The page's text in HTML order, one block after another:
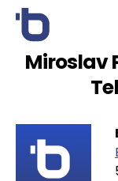
Miroslav